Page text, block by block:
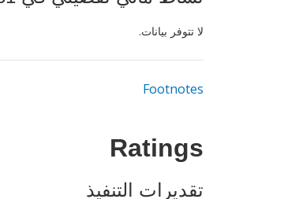
لا تتوفر بيانات.
Footnotes
Ratings
تقديرات التنفيذ